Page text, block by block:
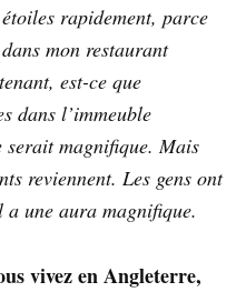
rapidement, parce
mon restaurant
est-ce que
dans l’immeuble
magnifique. Mais
reviennent. Les gens ont
une aura magnifique.
vivez en Angleterre,